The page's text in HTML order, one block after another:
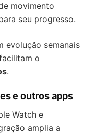
movimento
seu progresso.
evolução semanais
o
.
e outros apps
Watch e
amplia a